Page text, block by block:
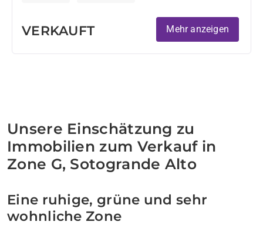
VERKAUFT Mehr anzeigen
Unsere Einschätzung zu
Immobilien zum Verkauf in
Zone G, Sotogrande Alto
Eine ruhige, grüne und sehr
wohnliche Zone